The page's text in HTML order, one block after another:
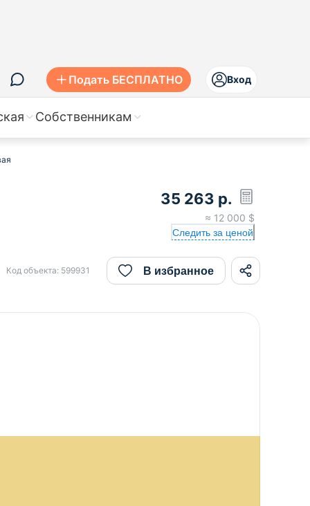
Подать БЕСПЛАТНО Вход
Собственникам
35 263 р.
≈ 12 000 $
Следить за ценой
Код объекта: 599931 В избранное